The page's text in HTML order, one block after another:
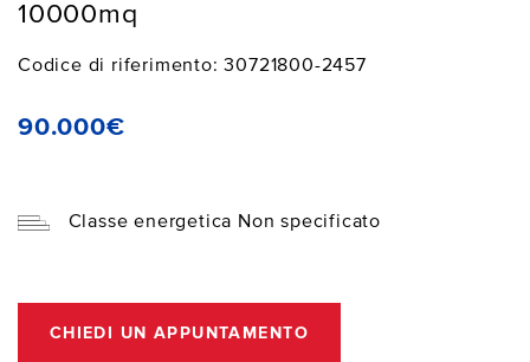
10000mq
Codice di riferimento: 30721800-2457
90.000€
Classe energetica Non specificato
CHIEDI UN APPUNTAMENTO